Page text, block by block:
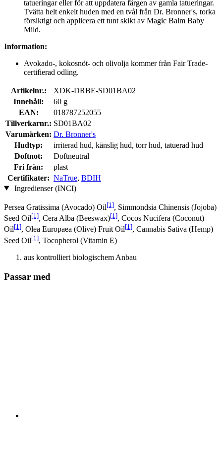
tatueringar eller för att uppdatera färgen av gamla tatueringar.
Tvätta helt enkelt huden med en tvål från Dr. Bronner's, torka
försiktigt och applicera ett tunt skikt av Magic Balm Baby
Mild.
Information:
Avokado-, kokosnöt- och olivolja kommer från Fair Trade-
certifierad odling.
Artikelnr.:
XDK-DRBE-SD01BA02
Innehåll:
60 g
EAN:
018787252055
Tillverkarnr.: SD01BA02
Varumärken: Dr. Bronner's
Hudtyp:
irriterad hud, känslig hud, torr hud, tatuerad hud
Doftnot:
Doftneutral
Fri från:
plast
Certifikater: NaTrue, BDIH
Ingredienser (INCI)
Persea Gratissima (Avocado) Oil[1], Simmondsia Chinensis (Jojoba)
Seed Oil[1], Cera Alba (Beeswax)[1], Cocos Nucifera (Coconut)
Oil[1], Olea Europaea (Olive) Fruit Oil[1], Cannabis Sativa (Hemp)
Seed Oil[1], Tocopherol (Vitamin E)
aus kontrolliert biologischem Anbau
Passar med